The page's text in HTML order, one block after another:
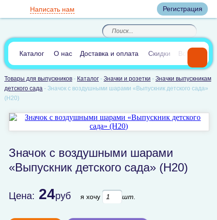
Регистрация
8(812)385-66-65
8(905) 700-70-04
По России звонок
бесплатный
(круглосуточно)
Написать нам
В сравнении:0
Каталог О нас Доставка и оплата Скидки Вопросы и
Товары для выпускников- Каталог- Значки и розетки - Значки выпускникам
детского сада- Значок с воздушными шарами «Выпускник детского сада»
(Н20)
Значок с воздушными шарами
«Выпускник детского сада» (Н20)
Цена: 24руб я хочу шт.